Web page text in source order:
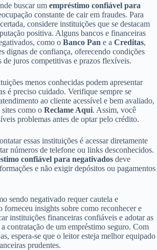
buscar um empréstimo confiável para
constante de cair em fraudes. Para
considere instituições que se destacam
positiva. Alguns bancos e financeiras
como o Banco Pan e a Creditas,
dignas de confiança, oferecendo condições
de juros competitivas e prazos flexíveis.
menos conhecidas podem apresentar
é preciso cuidado. Verifique sempre se
ao cliente acessível e bem avaliado,
como o Reclame Aqui. Assim, você
problemas antes de optar pelo crédito.
essas instituições é acessar diretamente
números de telefone ou links desconhecidos.
confiável para negativados deve
e não exigir depósitos ou pagamentos
sendo negativado requer cautela e
forneceu insights sobre como reconhecer e
instituições financeiras confiáveis e adotar as
contratação de um empréstimo seguro. Com
espera-se que o leitor esteja melhor equipado
prudentes.